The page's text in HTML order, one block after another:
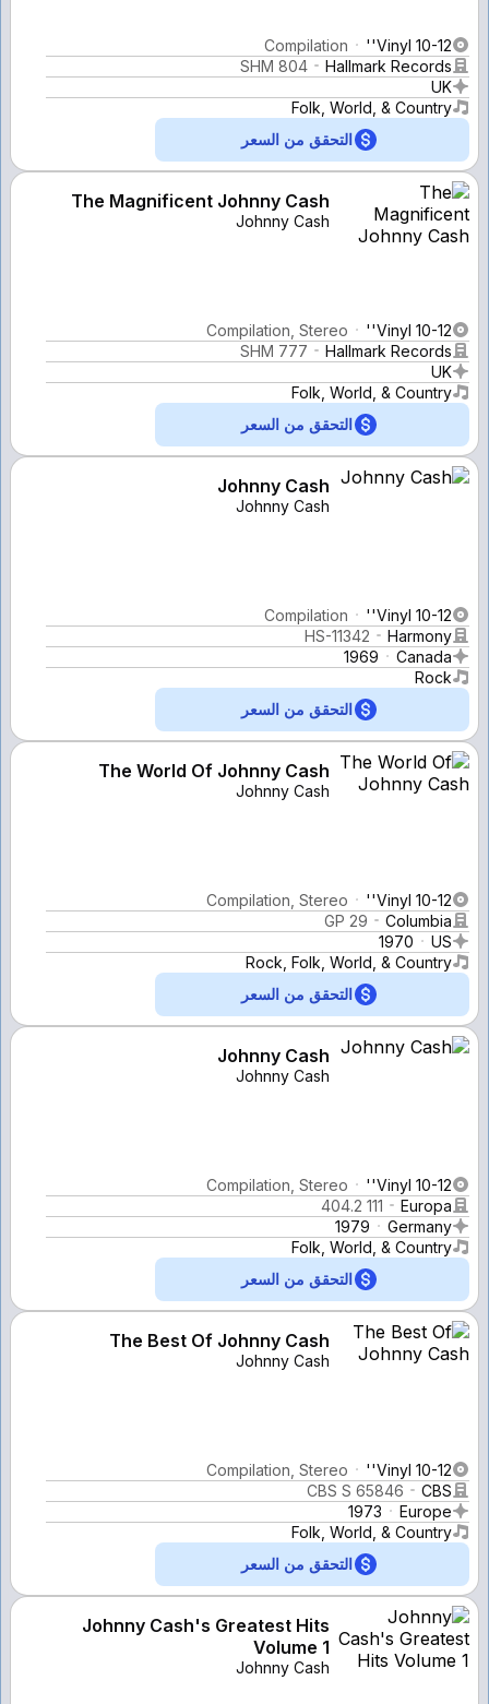
Vinyl 10-12''
Compilation
Hallmark Records
SHM 804
UK
Folk, World, & Country
التحقق من السعر
The Magnificent Johnny Cash
Johnny Cash
Vinyl 10-12''
Compilation, Stereo
Hallmark Records
SHM 777
UK
Folk, World, & Country
التحقق من السعر
Johnny Cash
Johnny Cash
Vinyl 10-12''
Compilation
Harmony
HS-11342
Canada
1969
Rock
التحقق من السعر
The World Of Johnny Cash
Johnny Cash
Vinyl 10-12''
Compilation, Stereo
Columbia
GP 29
US
1970
Rock, Folk, World, & Country
التحقق من السعر
Johnny Cash
Johnny Cash
Vinyl 10-12''
Compilation, Stereo
Europa
111 404.2
Germany
1979
Folk, World, & Country
التحقق من السعر
The Best Of Johnny Cash
Johnny Cash
Vinyl 10-12''
Compilation, Stereo
CBS
CBS S 65846
Europe
1973
Folk, World, & Country
التحقق من السعر
Johnny Cash's Greatest Hits
Volume 1
Johnny Cash